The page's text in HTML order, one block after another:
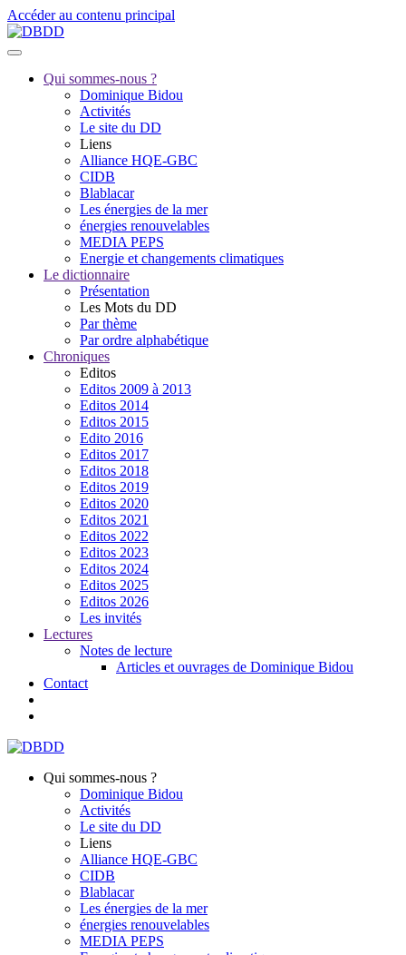
Accéder au contenu principal
Qui sommes-nous ?
Dominique Bidou
Activités
Le site du DD
Liens
Alliance HQE-GBC
CIDB
Blablacar
Les énergies de la mer
énergies renouvelables
MEDIA PEPS
Energie et changements climatiques
Le dictionnaire
Présentation
Les Mots du DD
Par thème
Par ordre alphabétique
Chroniques
Editos
Editos 2009 à 2013
Editos 2014
Editos 2015
Edito 2016
Editos 2017
Editos 2018
Editos 2019
Editos 2020
Editos 2021
Editos 2022
Editos 2023
Editos 2024
Editos 2025
Editos 2026
Les invités
Lectures
Notes de lecture
Articles et ouvrages de Dominique Bidou
Contact
Qui sommes-nous ?
Dominique Bidou
Activités
Le site du DD
Liens
Alliance HQE-GBC
CIDB
Blablacar
Les énergies de la mer
énergies renouvelables
MEDIA PEPS